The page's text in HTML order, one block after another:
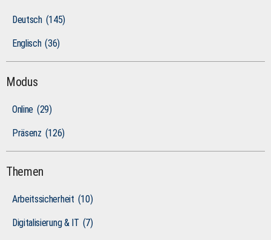
Deutsch (145)
Englisch (36)
Modus
Online (29)
Präsenz (126)
Themen
Arbeitssicherheit (10)
Digitalisierung & IT (7)